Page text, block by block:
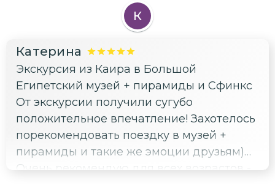
К
Катерина
Экскурсия из Каира в Большой
Египетский музей + пирамиды и Сфинкс
От экскурсии получили сугубо
положительное впечатление! Захотелось
порекомендовать поездку в музей +
пирамиды и такие же эмоции друзьям)
Очень рекомендую для всех возрастов -